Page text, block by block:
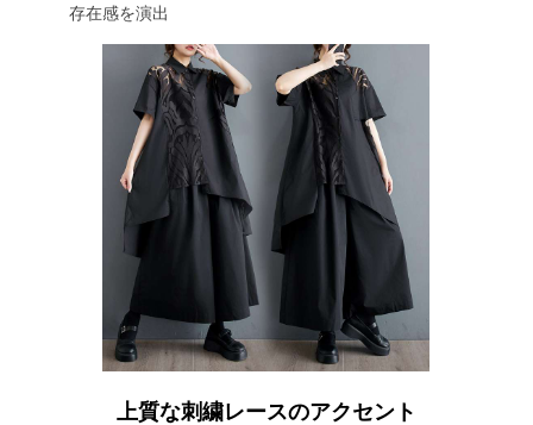
存在感を演出
上質な刺繍レースのアクセント